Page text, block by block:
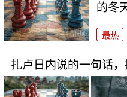
的冬
最热
扎卢日内说的一句话